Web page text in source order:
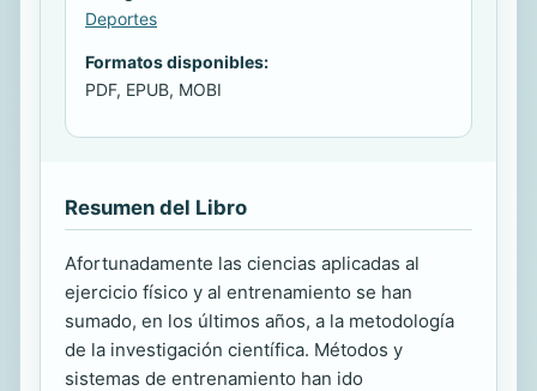
Deportes
Formatos disponibles:
PDF, EPUB, MOBI
Resumen del Libro
Afortunadamente las ciencias aplicadas al
ejercicio físico y al entrenamiento se han
sumado, en los últimos años, a la metodología
de la investigación científica. Métodos y
sistemas de entrenamiento han ido